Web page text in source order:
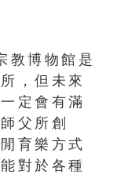
教博物館是
，但未來
定會有滿
父所創
育樂方式
對於各種